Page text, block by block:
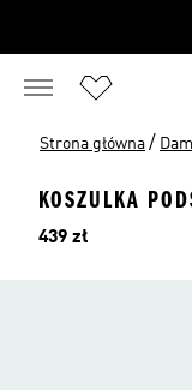
Strona główna /
KOSZULKA
Cena
439 zł